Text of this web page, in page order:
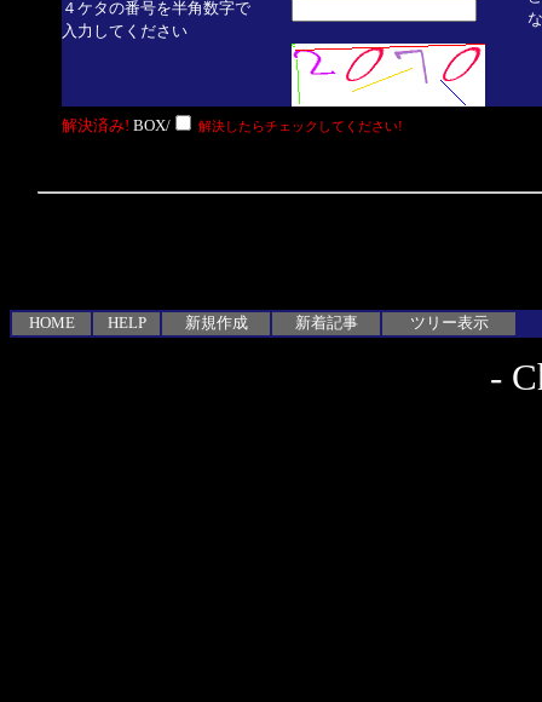
４ケタの番号を半角数字で
入力してください
解決済み! BOX/ 解決したらチェックしてください!
HOME HELP 新規作成 新着記事 ツリー表示
-